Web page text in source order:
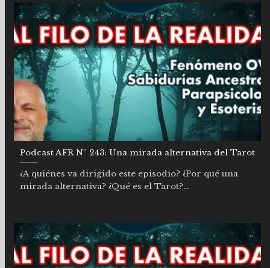
Podcast AFR Nº 243: Una mirada alternativa del Tarot
¿A quiénes va dirigido este episodio? ¿Por qué una
mirada alternativa? ¿Qué es el Tarot?...